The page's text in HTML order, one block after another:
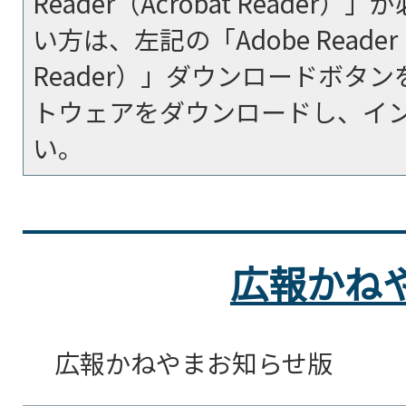
い方は、左記の「Adobe
Reader）」ダウンロードボタ
トウェアをダウンロードし、イ
い。
広報かね
広報かねやまお知らせ版